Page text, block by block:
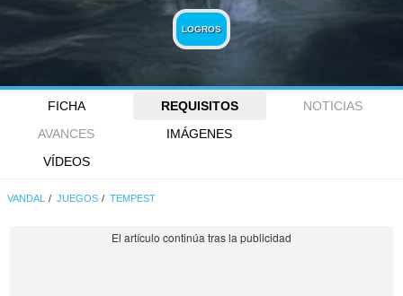
LOGROS
FICHA REQUISITOS
NOTICIAS
AVANCES
IMÁGENES
VÍDEOS
VANDAL JUEGOS TEMPEST